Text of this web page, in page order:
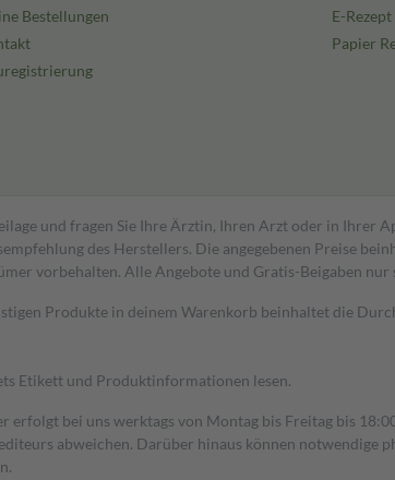
Bestellungen
E-
Papier
und fragen Sie Ihre Ärztin, Ihren Arzt oder in Ihrer
des Herstellers. Die angegebenen Preise
vorbehalten. Alle Angebote und Gratis-Beigaben
Produkte in deinem Warenkorb beinhaltet die
Etikett und Produktinformationen lesen.
erfolgt bei uns werktags von Montag bis Freitag bis
abweichen. Darüber hinaus können